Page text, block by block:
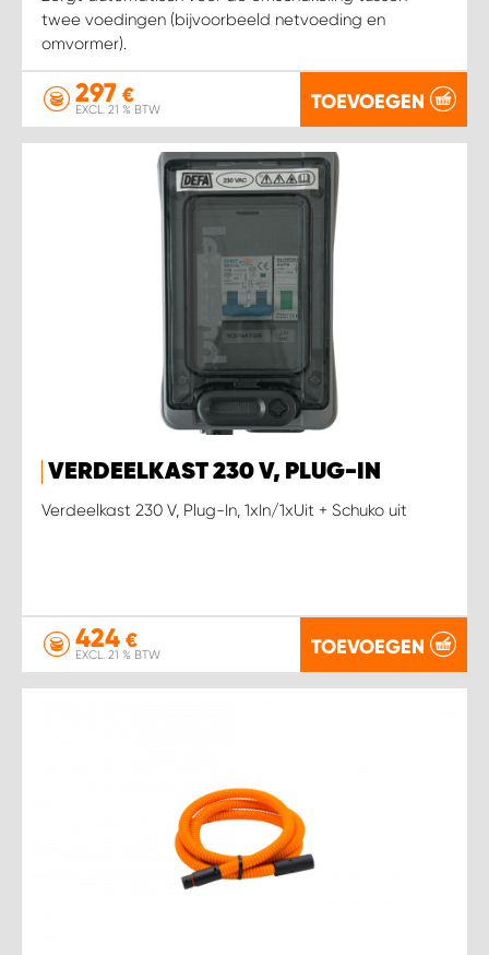
twee voedingen (bijvoorbeeld netvoeding en
omvormer).
297 €
EXCL. 21 % BTW TOEVOEGEN
VERDEELKAST 230 V, PLUG-IN
Verdeelkast 230 V, Plug-In, 1xIn/1xUit + Schuko uit
424 €
EXCL. 21 % BTW TOEVOEGEN